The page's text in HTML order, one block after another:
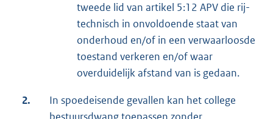
tweede lid van artikel 5:12 APV die rij-
technisch in onvoldoende staat van
onderhoud en/of in een verwaarloosde
toestand verkeren en/of waar
overduidelijk afstand van is gedaan.
2.
In spoedeisende gevallen kan het college